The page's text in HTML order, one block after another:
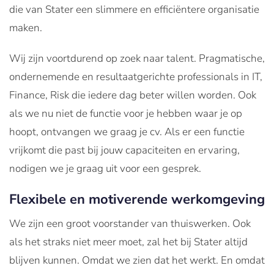
die van Stater een slimmere en efficiëntere organisatie
maken.
Wij zijn voortdurend op zoek naar talent. Pragmatische,
ondernemende en resultaatgerichte professionals in IT,
Finance, Risk die iedere dag beter willen worden. Ook
als we nu niet de functie voor je hebben waar je op
hoopt, ontvangen we graag je cv. Als er een functie
vrijkomt die past bij jouw capaciteiten en ervaring,
nodigen we je graag uit voor een gesprek.
Flexibele en motiverende werkomgeving
We zijn een groot voorstander van thuiswerken. Ook
als het straks niet meer moet, zal het bij Stater altijd
blijven kunnen. Omdat we zien dat het werkt. En omdat